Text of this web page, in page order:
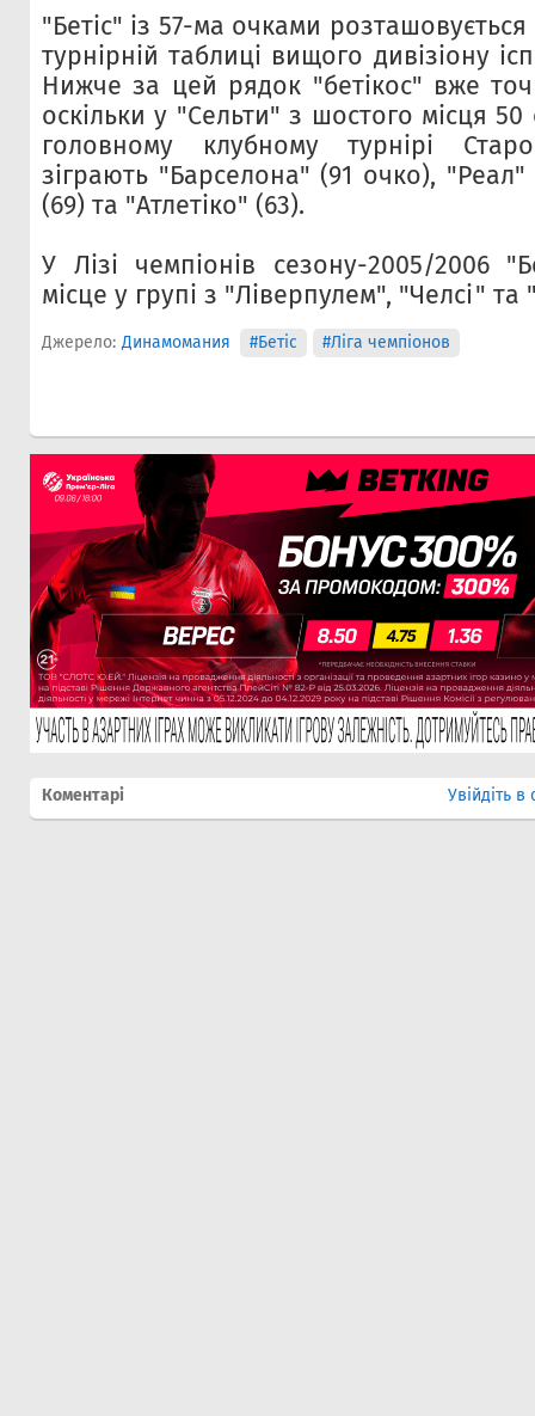
"Бетіс" із 57-ма очками
турнірній таблиці вищого дивізіону
Нижче за цей рядок "бетікос" вже
оскільки у "Сельти" з шостого місця 50
головному клубному турнірі
зіграють "Барселона" (91 очко), "Реал"
(69) та "Атлетіко" (63).
У Лізі чемпіонів сезону-2005/2006
місце у групі з "Ліверпулем", "Челсі"
Джерело: Динамомания #Бетіс #Ліга чемпіонов
Коментарі Увійдіть в